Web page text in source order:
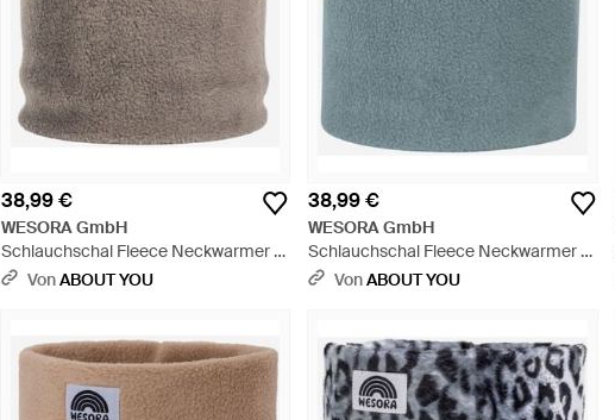
38,99 €
WESORA GmbH
Schlauchschal Fleece Neckwarmer -
GrauVonABOUT YOU
38,99 €
WESORA GmbH
Schlauchschal Fleece Neckwarmer -
BlauVonABOUT YOU